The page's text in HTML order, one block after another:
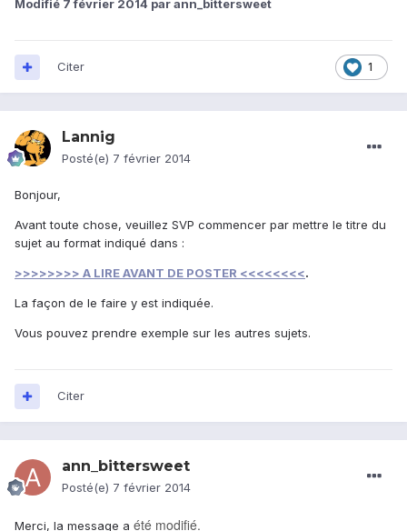
Modifié 7 février 2014 par ann_bittersweet
1
Citer
Lannig
Posté(e) 7 février 2014
Bonjour,
Avant toute chose, veuillez SVP commencer par mettre le titre du
sujet au format indiqué dans :
>>>>>>>> A LIRE AVANT DE POSTER <<<<<<<<.
La façon de le faire y est indiquée.
Vous pouvez prendre exemple sur les autres sujets.
Citer
ann_bittersweet
Posté(e) 7 février 2014
Merci, la message a été modifié.